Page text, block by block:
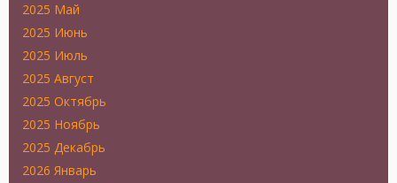
2025 Май
2025 Июнь
2025 Июль
2025 Август
2025 Октябрь
2025 Ноябрь
2025 Декабрь
2026 Январь